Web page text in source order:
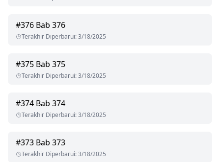
#376 Bab 376
Terakhir Diperbarui:3/18/2025
#375 Bab 375
Terakhir Diperbarui:3/18/2025
#374 Bab 374
Terakhir Diperbarui:3/18/2025
#373 Bab 373
Terakhir Diperbarui:3/18/2025